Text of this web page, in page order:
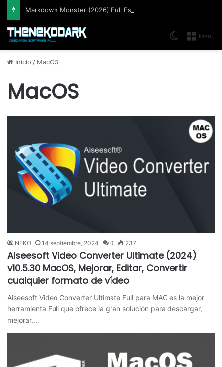
Markdown Monster (2026) Full Español [Mega]
Menú
Switch skin
Inicio / MacOS
MacOS
NEKO 14 septiembre, 2024 0 237
Aiseesoft Video Converter Ultimate (2024)
v10.5.30 MacOS, Mejorar, Editar, Convertir
cualquier formato de vídeo
Aiseesoft Video Converter Ultimate Full para MAC es la mejor
herramienta Full que ofrece la gran solución para descargar,
mejorar,…